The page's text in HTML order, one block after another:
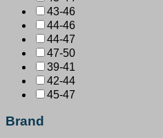
43-46
44-46
44-47
47-50
39-41
42-44
45-47
Brand